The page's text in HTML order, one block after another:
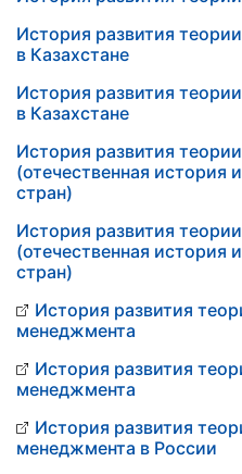
История развития
в Казахстане
История развития
в Казахстане
История развития
(отечественная история
стран)
История развития
(отечественная история
стран)
История развития
менеджмента
История развития
менеджмента
История развития
менеджмента в России